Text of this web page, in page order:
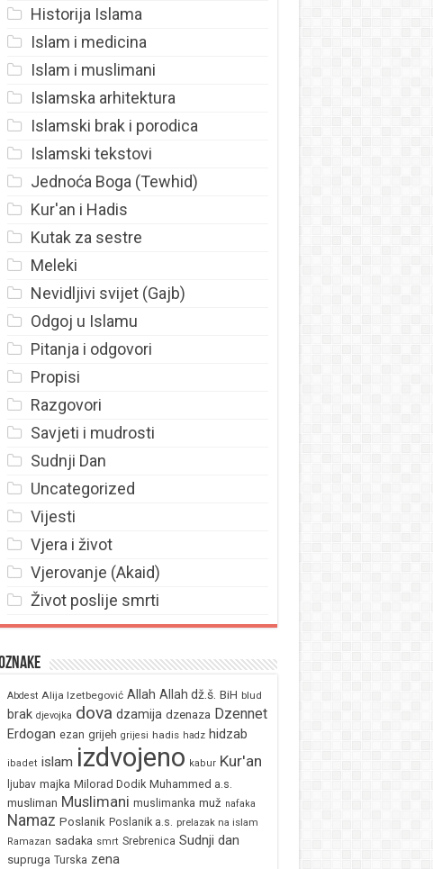
Historija Islama
Islam i medicina
Islam i muslimani
Islamska arhitektura
Islamski brak i porodica
Islamski tekstovi
Jednoća Boga (Tewhid)
Kur'an i Hadis
Kutak za sestre
Meleki
Nevidljivi svijet (Gajb)
Odgoj u Islamu
Pitanja i odgovori
Propisi
Razgovori
Savjeti i mudrosti
Sudnji Dan
Uncategorized
Vijesti
Vjera i život
Vjerovanje (Akaid)
Život poslije smrti
Abdest Alija Izetbegović Allah Allah dž.š. BiH blud
brak djevojka dova dzamija dzenaza Dzennet
Erdogan ezan grijeh grijesi hadis hadz hidzab
ibadet islam izdvojeno kabur Kur'an
ljubav majka Milorad Dodik Muhammed a.s.
musliman Muslimani muslimanka muž nafaka
Namaz Poslanik Poslanik a.s. prelazak na islam
Ramazan sadaka smrt Srebrenica Sudnji dan
supruga Turska zena